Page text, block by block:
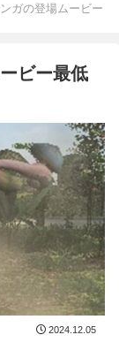
ガの登場ムービー
ビー最低
2024.12.05